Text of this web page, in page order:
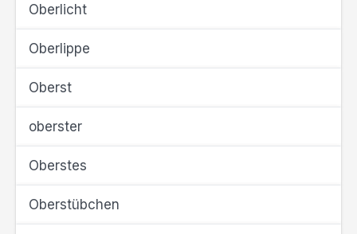
Oberlicht
Oberlippe
Oberst
oberster
Oberstes
Oberstübchen